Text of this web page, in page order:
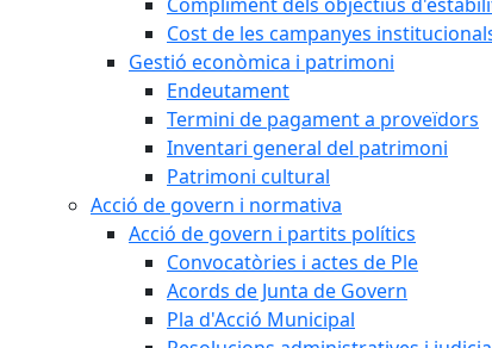
Cost de les campanyes
Gestió econòmica i patrimoni
Endeutament
Termini de pagament a proveïdors
Inventari general del patrimoni
Patrimoni cultural
Acció de govern i normativa
Acció de govern i partits polítics
Convocatòries i actes de Ple
Acords de Junta de Govern
Pla d'Acció Municipal